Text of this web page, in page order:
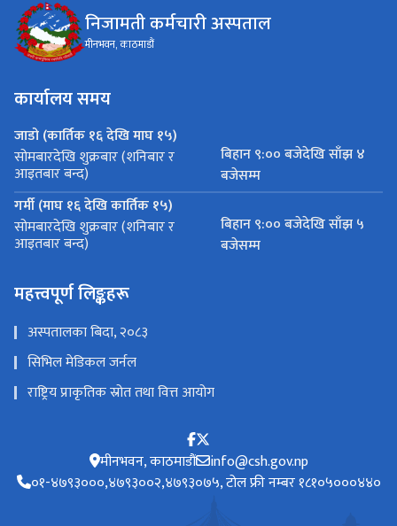
निजामती कर्मचारी अस्पताल
मीनभवन, काठमाडौं
कार्यालय समय
जाडो (कार्तिक १६ देखि माघ १५)
सोमबारदेखि शुक्रबार (शनिबार र
आइतबार बन्द)
बिहान ९:०० बजेदेखि साँझ ४
बजेसम्म
गर्मी (माघ १६ देखि कार्तिक १५)
सोमबारदेखि शुक्रबार (शनिबार र
आइतबार बन्द)
बिहान ९:०० बजेदेखि साँझ ५
बजेसम्म
महत्त्वपूर्ण लिङ्कहरू
अस्पतालका बिदा, २०८३
सिभिल मेडिकल जर्नल
राष्ट्रिय प्राकृतिक स्रोत तथा वित्त आयोग
मीनभवन, काठमाडौं info@csh.gov.np
०१-४७९३०००,४७९३००२,४७९३०७५, टोल फ्री नम्बर १८१०५०००४४०